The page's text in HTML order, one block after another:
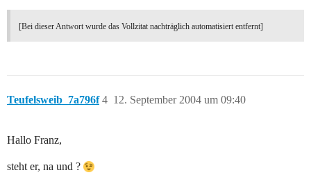
[Bei dieser Antwort wurde das Vollzitat nachträglich automatisiert entfernt]
Teufelsweib_7a796f 12. September 2004 um 09:40
4
Hallo Franz,
steht er, na und ?